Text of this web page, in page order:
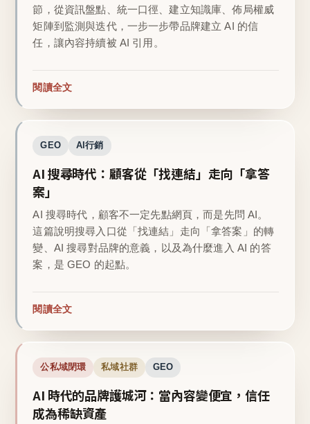
節，從資訊盤點、統一口徑、建立知識庫、佈局權威
矩陣到監測與迭代，一步一步帶品牌建立 AI 的信
任，讓內容持續被 AI 引用。
閱讀全文
GEO AI行銷
AI 搜尋時代：顧客從「找連結」走向「拿答
案」
AI 搜尋時代，顧客不一定先點網頁，而是先問 AI。
這篇說明搜尋入口從「找連結」走向「拿答案」的轉
變、AI 搜尋對品牌的意義，以及為什麼進入 AI 的答
案，是 GEO 的起點。
閱讀全文
公私域閉環 私域社群 GEO
AI 時代的品牌護城河：當內容變便宜，信任
成為稀缺資產